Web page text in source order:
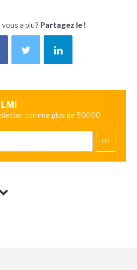
a plu? Partagez le !
comme plus de 50000
OK